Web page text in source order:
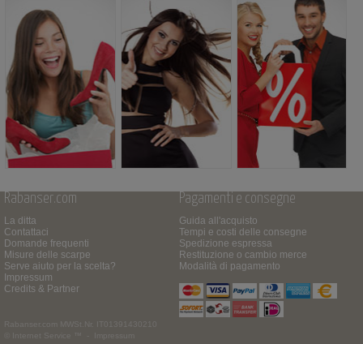
Rabanser.com
La ditta
Contattaci
Domande frequenti
Misure delle scarpe
Serve aiuto per la scelta?
Impressum
Credits & Partner
Rabanser.com
MWSt.Nr. IT01391430210
© Internet Service ™ -
Impressum
Pagamenti e consegne
Guida all'acquisto
Tempi e costi delle consegne
Spedizione espressa
Restituzione o cambio merce
Modalità di pagamento